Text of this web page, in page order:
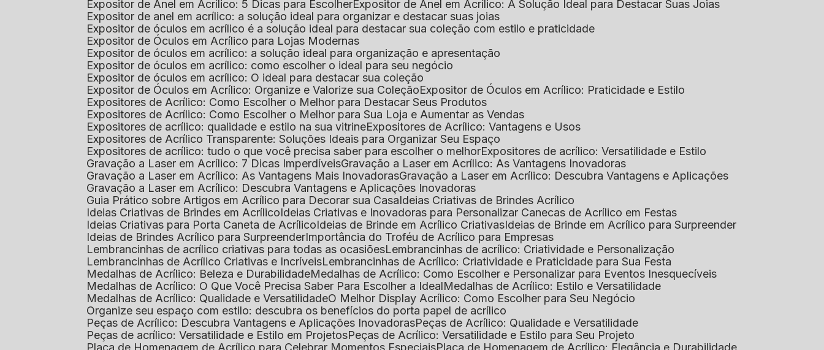
Expositor de Anel em Acrílico: 5 Dicas para Escolher Expositor de Anel em Acrílico: A Solução Ideal para Destacar Suas Joias
Expositor de anel em acrílico: a solução ideal para organizar e destacar suas joias
Expositor de óculos em acrílico é a solução ideal para destacar sua coleção com estilo e praticidade
Expositor de Óculos em Acrílico para Lojas Modernas
Expositor de óculos em acrílico: a solução ideal para organização e apresentação
Expositor de óculos em acrílico: como escolher o ideal para seu negócio
Expositor de óculos em acrílico: O ideal para destacar sua coleção
Expositor de Óculos em Acrílico: Organize e Valorize sua Coleção Expositor de Óculos em Acrílico: Praticidade e Estilo
Expositores de Acrílico: Como Escolher o Melhor para Destacar Seus Produtos
Expositores de Acrílico: Como Escolher o Melhor para Sua Loja e Aumentar as Vendas
Expositores de acrílico: qualidade e estilo na sua vitrine Expositores de Acrílico: Vantagens e Usos
Expositores de Acrílico Transparente: Soluções Ideais para Organizar Seu Espaço
Expositores de acrílico: tudo o que você precisa saber para escolher o melhor Expositores de acrílico: Versatilidade e Estilo
Gravação a Laser em Acrílico: 7 Dicas Imperdíveis
Gravação a Laser em Acrílico: As Vantagens Inovadoras
Gravação a Laser em Acrílico: As Vantagens Mais Inovadoras
Gravação a Laser em Acrílico: Descubra Vantagens e Aplicações
Gravação a Laser em Acrílico: Descubra Vantagens e Aplicações Inovadoras
Guia Prático sobre Artigos em Acrílico para Decorar sua Casa Ideias Criativas de Brindes Acrílico
Ideias Criativas de Brindes em Acrílico Ideias Criativas e Inovadoras para Personalizar Canecas de Acrílico em Festas
Ideias Criativas para Porta Caneta de Acrílico Ideias de Brinde em Acrílico Criativas Ideias de Brinde em Acrílico para Surpreender
Ideias de Brindes Acrílico para Surpreender Importância do Troféu de Acrílico para Empresas
Lembrancinhas de acrílico criativas para todas as ocasiões Lembrancinhas de acrílico: Criatividade e Personalização
Lembrancinhas de Acrílico Criativas e Incríveis Lembrancinhas de Acrílico: Criatividade e Praticidade para Sua Festa
Medalhas de Acrílico: Beleza e Durabilidade
Medalhas de Acrílico: Como Escolher e Personalizar para Eventos Inesquecíveis
Medalhas de Acrílico: O Que Você Precisa Saber Para Escolher a Ideal
Medalhas de Acrílico: Estilo e Versatilidade
Medalhas de Acrílico: Qualidade e Versatilidade
O Melhor Display Acrílico: Como Escolher para Seu Negócio
Organize seu espaço com estilo: descubra os benefícios do porta papel de acrílico
Peças de Acrílico: Descubra Vantagens e Aplicações Inovadoras
Peças de Acrílico: Qualidade e Versatilidade
Peças de acrílico: Versatilidade e Estilo em Projetos
Peças de Acrílico: Versatilidade e Estilo para Seu Projeto
Placa de Homenagem de Acrílico para Celebrar Momentos Especiais
Placa de Homenagem de Acrílico: Elegância e Durabilidade